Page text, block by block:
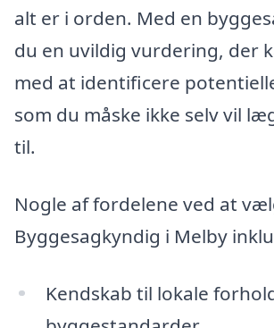
alt er i orden. Med en
du en uvildig vurdering, der
med at identificere
som du måske ikke selv vil
til.
Nogle af fordelene ved at
Byggesagkyndig i Melby
Kendskab til lokale